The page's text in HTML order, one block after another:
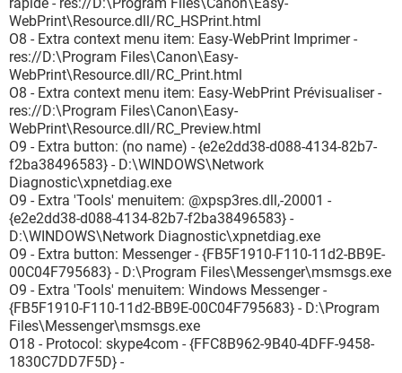
WebPrint\Resource.dll/RC_HSPrint.html
O8 - Extra context menu item: Easy-WebPrint Imprimer -
res://D:\Program Files\Canon\Easy-
WebPrint\Resource.dll/RC_Print.html
O8 - Extra context menu item: Easy-WebPrint Prévisualiser -
res://D:\Program Files\Canon\Easy-
WebPrint\Resource.dll/RC_Preview.html
O9 - Extra button: (no name) - {e2e2dd38-d088-4134-82b7-
f2ba38496583} - D:\WINDOWS\Network
Diagnostic\xpnetdiag.exe
O9 - Extra 'Tools' menuitem: @xpsp3res.dll,-20001 -
{e2e2dd38-d088-4134-82b7-f2ba38496583} -
D:\WINDOWS\Network Diagnostic\xpnetdiag.exe
O9 - Extra button: Messenger - {FB5F1910-F110-11d2-BB9E-
00C04F795683} - D:\Program Files\Messenger\msmsgs.exe
O9 - Extra 'Tools' menuitem: Windows Messenger -
{FB5F1910-F110-11d2-BB9E-00C04F795683} - D:\Program
Files\Messenger\msmsgs.exe
O18 - Protocol: skype4com - {FFC8B962-9B40-4DFF-9458-
1830C7DD7F5D} -